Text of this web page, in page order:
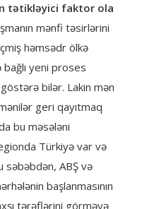
tətikləyici faktor ola
mənfi təsirlərini
həmsədr ölkə
yeni proses
bilər. Lakin mən
geri qayıtmaq
bu məsələni
Türkiyə var və
səbəbdən, ABŞ və
başlanmasının
tərəflərini görməyə